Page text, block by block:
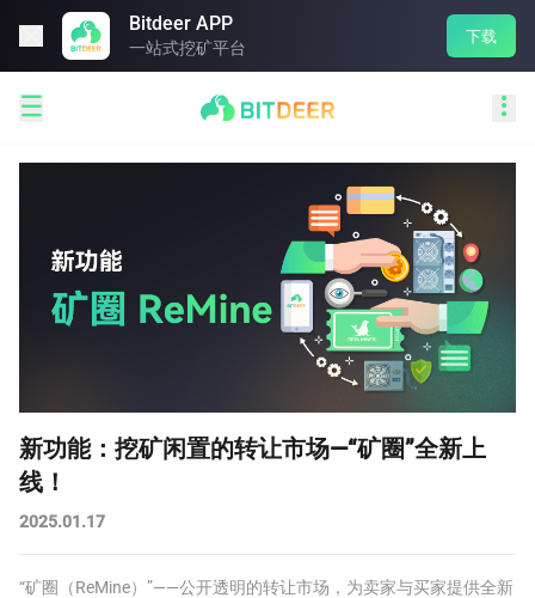
Bitdeer APP
一站式挖矿平台
下载
 
新功能：挖矿闲置的转让市场—“矿圈”全新上
线！
2025.01.17
“矿圈（ReMine）”——公开透明的转让市场，为卖家与买家提供全新